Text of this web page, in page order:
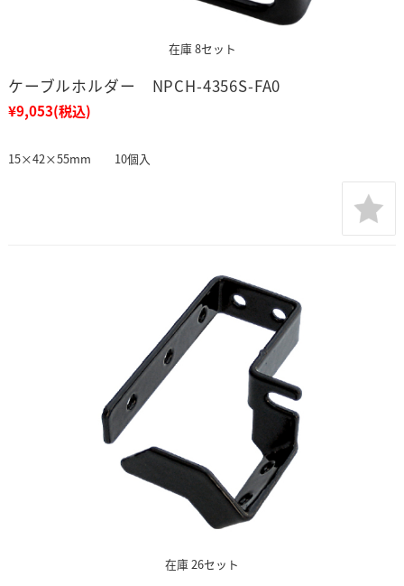
在庫 8セット
ケーブルホルダー NPCH-4356S-FA0
¥9,053(税込)
15×42×55mm 10個入
在庫 26セット